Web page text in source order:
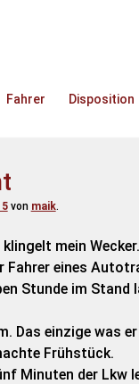
Fahrer Disposition
von maik.
mein
Fahrer eines
Stunde im Stand
Das einzige was
Frühstück.
Minuten der Lkw